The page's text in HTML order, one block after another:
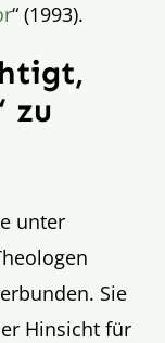
“ (1993).
zu
unter
Sie
Hinsicht für